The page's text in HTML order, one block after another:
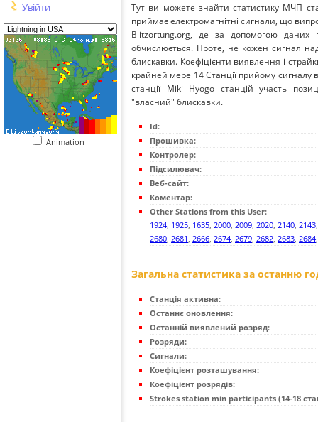
Увійти
Animation
Тут ви можете знайти статистику МЧП
приймає електромагнітні сигнали, що
Blitzortung.org, де за допомогою даних
обчислюється. Проте, не кожен сигнал
блискавки. Коефіцієнти виявлення і
крайней мере 14 Станції прийому сигналу
станції Miki Hyogo станцій участь
"власний" блискавки.
Id:
Прошивка:
Контролер:
Підсилювач:
Веб-сайт:
Коментар:
Other Stations from this User:
1924, 1925, 1635, 2000, 2009, 2020, 2140, 2143
2680, 2681, 2666, 2674, 2679, 2682, 2683, 2684
Загальна статистика за останню
Станція активна:
Останнє оновлення:
Останній виявлений розряд:
Розряди:
Сигнали:
Коефіцієнт розташування:
Коефіцієнт розрядів:
Strokes station min participants (14-18